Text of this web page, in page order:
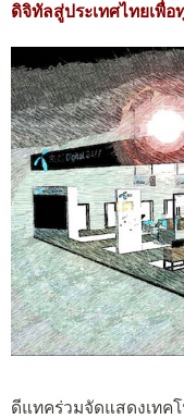
ดิจิทัลสู่ประเทศไทยเพื่
ดีแทคร่วมจัดแสดงเทค